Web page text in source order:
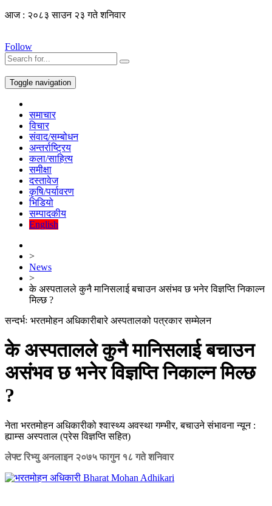
आज : २०८३ साउन २३ गते शनिवार
Follow
Toggle navigation
समाचार
विचार
संवाद/सम्बोधन
अन्तर्राष्ट्रिय
कला/साहित्य
समीक्षा
दस्तावेज
कृषि/पर्यावरण
भिडियो
सम्पादकीय
English
>
News
>
के अस्पतालले कुनै मानिसलाई बचाउन अस‌ंभव छ भनेर विज्ञप्ति निकाल्न
मिल्छ ?
सन्दर्भः भरतमोहन अधिकारीबारे अस्पतालको पत्रकार सम्मेलन
के अस्पतालले कुनै मानिसलाई बचाउन
अस‌ंभव छ भनेर विज्ञप्ति निकाल्न मिल्छ
?
नेता भरतमोहन अधिकारीको श्वास्थ्य अवस्था गम्भीर, बचाउने संभावना न्यून :
ह्याम्स अस्पताल (प्रेस विज्ञप्ति सहित)
लेफ्ट रिभ्यु अनलाइन २०७५ फागुन १८ गते शनिवार